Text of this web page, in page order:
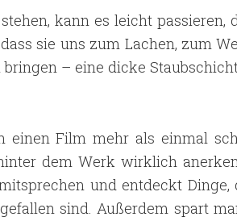
kann es leicht passieren,
sie uns zum Lachen, zum
– eine dicke
einen Film mehr als einmal
dem Werk wirklich
und entdeckt Dinge,
sind. Außerdem spart